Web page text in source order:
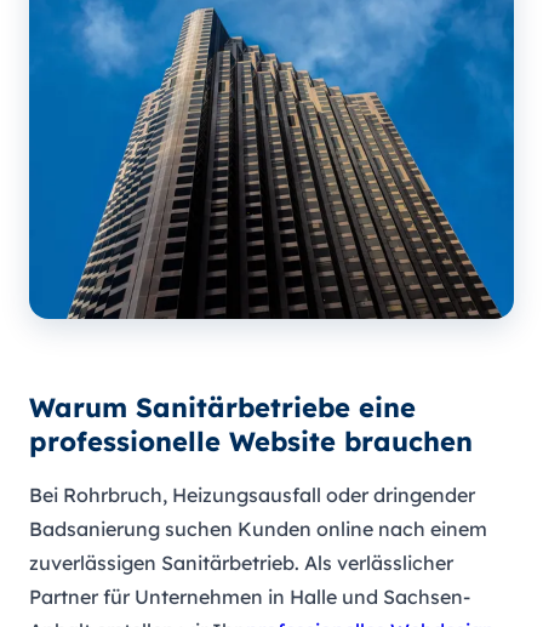
Warum Sanitärbetriebe eine
professionelle Website brauchen
Bei Rohrbruch, Heizungsausfall oder dringender
Badsanierung suchen Kunden online nach einem
zuverlässigen Sanitärbetrieb. Als verlässlicher
Partner für Unternehmen in Halle und Sachsen-